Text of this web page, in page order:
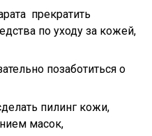
прекратить
по уходу за кожей,
позаботиться о
пилинг кожи,
масок,